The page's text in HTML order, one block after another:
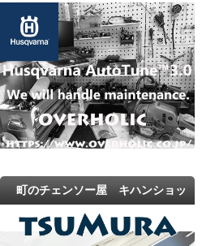
町のチェンソー屋 キハンショッ
プ